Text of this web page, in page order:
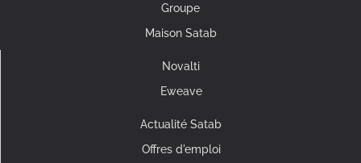
Groupe
Maison Satab
Novalti
Eweave
Actualité Satab
Offres d'emploi